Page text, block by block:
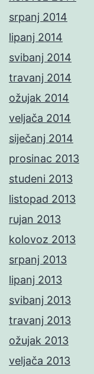
srpanj 2014
lipanj 2014
svibanj 2014
travanj 2014
ožujak 2014
veljača 2014
siječanj 2014
prosinac 2013
studeni 2013
listopad 2013
rujan 2013
kolovoz 2013
srpanj 2013
lipanj 2013
svibanj 2013
travanj 2013
ožujak 2013
veljača 2013